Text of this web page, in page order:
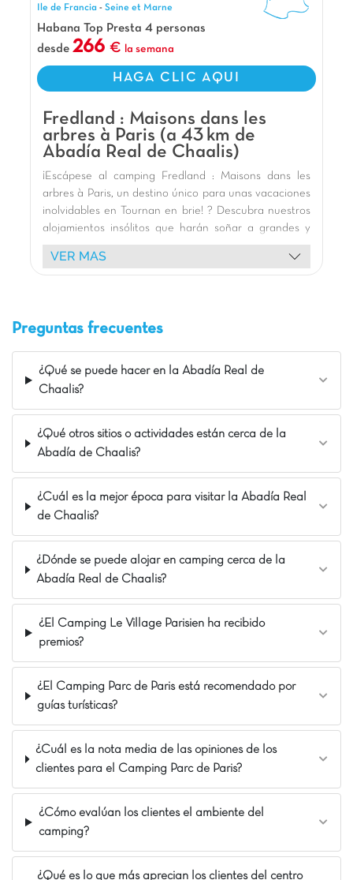
ciudad o para dar un paseo y visitar la capital!
No dudes en venir a alojarte en nuestras
fantásticas cabañas... ¡Son fantásticas!
Nuestros Extras
A 5 min a pie de la estación de tren RER E
A 1 h de Parc d'Astérix
Ile de Francia - Seine et Marne
Habana Top Presta 4 personas
desde 266 la semana
HAGA CLIC AQUI
Fredland : Maisons dans les
arbres à Paris (a 43 km de
Abadía Real de Chaalis)
¡Escápese al camping Fredland : Maisons dans les
arbres à Paris, un destino único para unas vacaciones
inolvidables en Tournan en brie! ? Descubra nuestros
alojamientos insólitos que harán soñar a grandes y
pequeños. Alójese en magníficas casas en los árboles
, que ofrecen una experiencia única en el corazón de
todas las comodidades necesarias, incluyendo una
práctica zona de cocina. Para una aventura aún más
temática, opte por nuestro alojamiento en forma de
barco pirata , donde los niños podrán divertirse con la
La diversión está garantizada para toda la familia
gracias a nuestro inmenso espacio acuático .
Sumérjase en la gran piscina exterior, deslícese por
los toboganes gigantes para emociones fuertes y deje
que los más pequeños chapoteen en la piscina infantil
encontrarán su lugar con nuestra moderna pista de
pump track , perfecta para niños y adolescentes que
deseen practicar ciclismo o patinete con total
Situado en un entorno verde y tranquilo en Tournan
en brie, el camping Fredland : Maisons dans les arbres
à Paris es el lugar ideal para unas vacaciones
revitalizantes en plena naturaleza. Disfrute de la
tranquilidad y la belleza de los alrededores, mientras
tiene acceso a infraestructuras completas para una
estancia memorable. ¡Venga a vivir una experiencia
única y llena de aventuras en CAPFUN Fredland!
Nuestros Extras
VER MAS
Preguntas frecuentes
¿Qué se puede hacer en la Abadía Real de
Chaalis?
¿Qué otros sitios o actividades están cerca de la
Abadía de Chaalis?
¿Cuál es la mejor época para visitar la Abadía Real
de Chaalis?
¿Dónde se puede alojar en camping cerca de la
Abadía Real de Chaalis?
¿El Camping Le Village Parisien ha recibido
premios?
¿El Camping Parc de Paris está recomendado por
guías turísticas?
¿Cuál es la nota media de las opiniones de los
clientes para el Camping Parc de Paris?
¿Cómo evalúan los clientes el ambiente del
camping?
¿Qué es lo que más aprecian los clientes del centro